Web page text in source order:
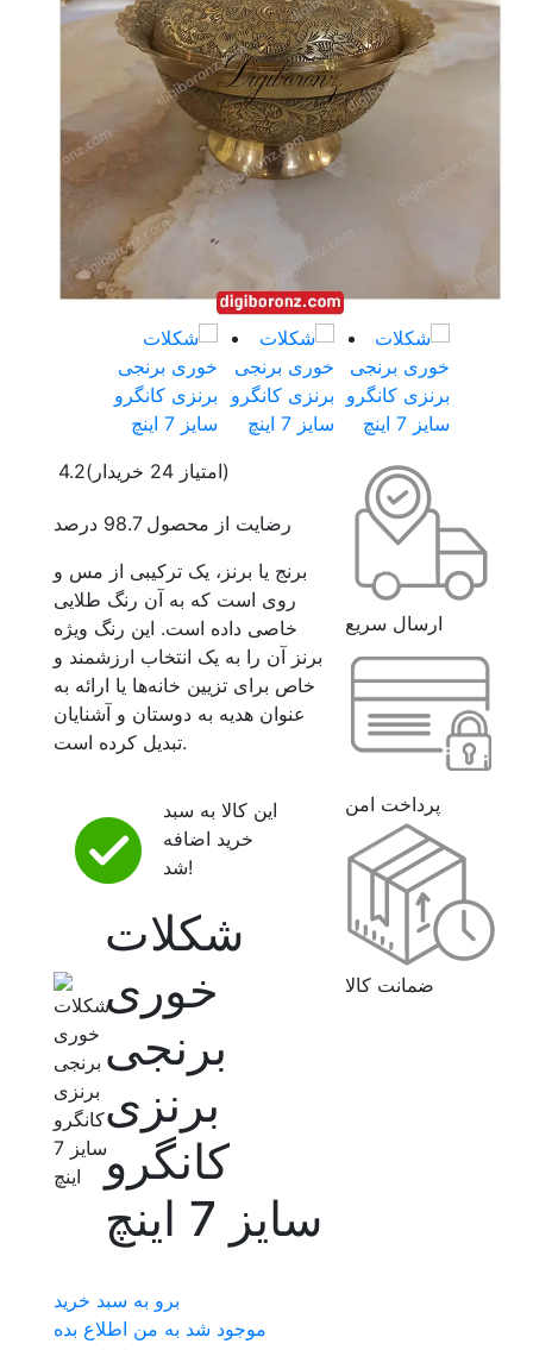
4.2 (امتیاز 24 خریدار)
رضایت از محصول 98.7 درصد
برنج یا برنز، یک ترکیبی از مس و
روی است که به آن رنگ طلایی
خاصی داده است. این رنگ ویژه
برنز آن را به یک انتخاب ارزشمند و
خاص برای تزیین خانه‌ها یا ارائه به
عنوان هدیه به دوستان و آشنایان
تبدیل کرده است.
این کالا به سبد
خرید اضافه
شد!
شکلات
خوری
برنجی
برنزی
کانگرو
سایز 7 اينچ
برو به سبد خرید
موجود شد به من اطلاع بده
ارسال سریع
پرداخت امن
ضمانت کالا